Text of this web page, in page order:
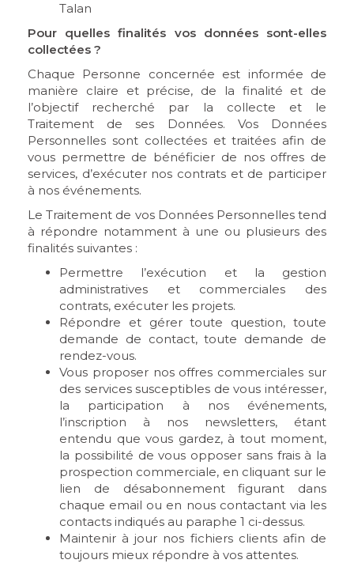
Talan
Pour quelles finalités vos données sont-elles
collectées ?
Chaque Personne concernée est informée de
manière claire et précise, de la finalité et de
l’objectif recherché par la collecte et le
Traitement de ses Données. Vos Données
Personnelles sont collectées et traitées afin de
vous permettre de bénéficier de nos offres de
services, d’exécuter nos contrats et de participer
à nos événements.
Le Traitement de vos Données Personnelles tend
à répondre notamment à une ou plusieurs des
finalités suivantes :
Permettre l’exécution et la gestion
administratives et commerciales des
contrats, exécuter les projets.
Répondre et gérer toute question, toute
demande de contact, toute demande de
rendez-vous.
Vous proposer nos offres commerciales sur
des services susceptibles de vous intéresser,
la participation à nos événements,
l’inscription à nos newsletters, étant
entendu que vous gardez, à tout moment,
la possibilité de vous opposer sans frais à la
prospection commerciale, en cliquant sur le
lien de désabonnement figurant dans
chaque email ou en nous contactant via les
contacts indiqués au paraphe 1 ci-dessus.
Maintenir à jour nos fichiers clients afin de
toujours mieux répondre à vos attentes.